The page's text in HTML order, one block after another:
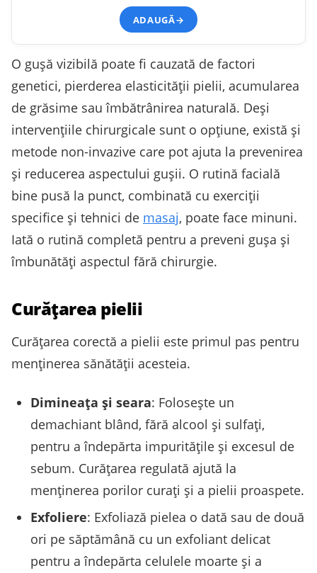
ADAUGĂ→
O gușă vizibilă poate fi cauzată de factori
genetici, pierderea elasticității pielii, acumularea
de grăsime sau îmbătrânirea naturală. Deși
intervențiile chirurgicale sunt o opțiune, există și
metode non-invazive care pot ajuta la prevenirea
și reducerea aspectului gușii. O rutină facială
bine pusă la punct, combinată cu exerciții
specifice și tehnici de masaj, poate face minuni.
Iată o rutină completă pentru a preveni gușa și
îmbunătăți aspectul fără chirurgie.
Curățarea pielii
Curățarea corectă a pielii este primul pas pentru
menținerea sănătății acesteia.
Dimineața și seara: Folosește un
demachiant blând, fără alcool și sulfați,
pentru a îndepărta impuritățile și excesul de
sebum. Curățarea regulată ajută la
menținerea porilor curați și a pielii proaspete.
Exfoliere: Exfoliază pielea o dată sau de două
ori pe săptămână cu un exfoliant delicat
pentru a îndepărta celulele moarte și a